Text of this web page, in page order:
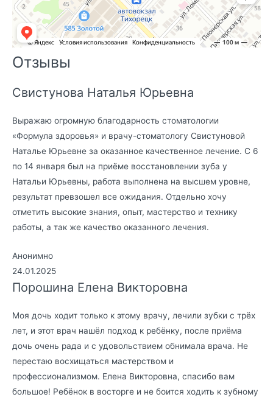
Отзывы
Свистунова Наталья Юрьевна
Выражаю огромную благодарность стоматологии
«Формула здоровья» и врачу-стоматологу Свистуновой
Наталье Юрьевне за оказанное качественное лечение. С 6
по 14 января был на приёме восстановлении зуба у
Натальи Юрьевны, работа выполнена на высшем уровне,
результат превзошел все ожидания. Отдельно хочу
отметить высокие знания, опыт, мастерство и технику
работы, а так же качество оказанного лечения.
Анонимно
24.01.2025
Порошина Елена Викторовна
Моя дочь ходит только к этому врачу, лечили зубки с трёх
лет, и этот врач нашёл подход к ребёнку, после приёма
дочь очень рада и с удовольствием обнимала врача. Не
перестаю восхищаться мастерством и
профессионализмом. Елена Викторовна, спасибо вам
большое! Ребёнок в восторге и не боится ходить к зубному